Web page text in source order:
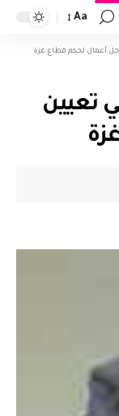
Aa
رجل أعمال لحكم قطاع غزة
تعيين